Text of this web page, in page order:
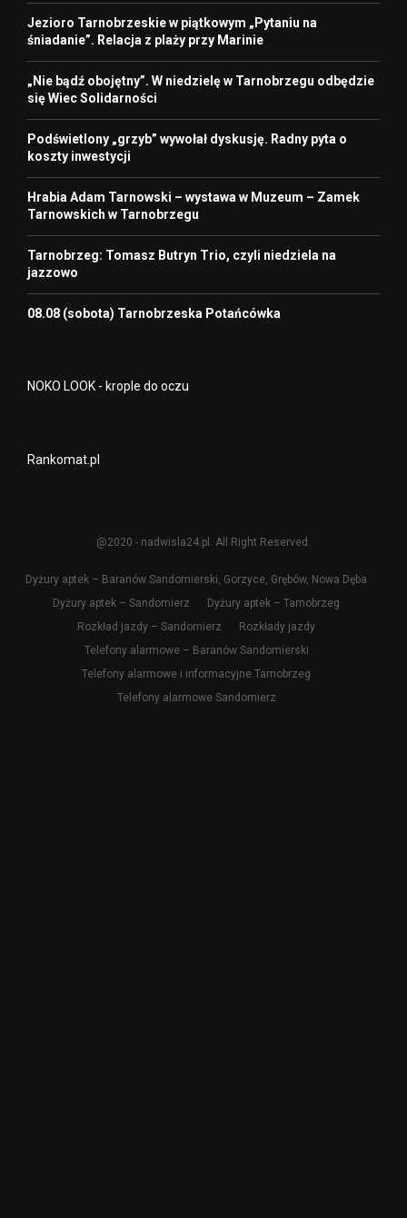
Jezioro Tarnobrzeskie w piątkowym „Pytaniu na
śniadanie”. Relacja z plaży przy Marinie
„Nie bądź obojętny”. W niedzielę w Tarnobrzegu odbędzie
się Wiec Solidarności
Podświetlony „grzyb” wywołał dyskusję. Radny pyta o
koszty inwestycji
Hrabia Adam Tarnowski – wystawa w Muzeum – Zamek
Tarnowskich w Tarnobrzegu
Tarnobrzeg: Tomasz Butryn Trio, czyli niedziela na
jazzowo
08.08 (sobota) Tarnobrzeska Potańcówka
NOKO LOOK - krople do oczu
Rankomat.pl
@2020 - nadwisla24.pl. All Right Reserved.
Dyżury aptek – Baranów Sandomierski, Gorzyce, Grębów, Nowa Dęba
Dyżury aptek – Sandomierz
Dyżury aptek – Tarnobrzeg
Rozkład jazdy – Sandomierz
Rozkłady jazdy
Telefony alarmowe – Baranów Sandomierski
Telefony alarmowe i informacyjne Tarnobrzeg
Telefony alarmowe Sandomierz